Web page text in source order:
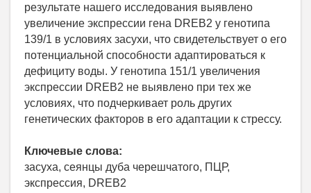
результате нашего исследования выявлено
увеличение экспрессии гена DREB2 у генотипа
139/1 в условиях засухи, что свидетельствует о его
потенциальной способности адаптироваться к
дефициту воды. У генотипа 151/1 увеличения
экспрессии DREB2 не выявлено при тех же
условиях, что подчеркивает роль других
генетических факторов в его адаптации к стрессу.
Ключевые слова:
засуха, сеянцы дуба черешчатого, ПЦР,
экспрессия, DREB2